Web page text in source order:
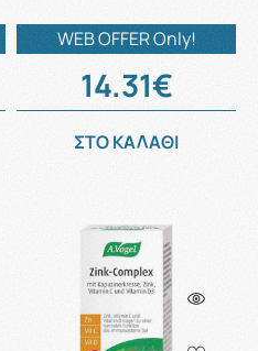
WEB OFFER Only!
14.31€
ΣΤΟ ΚΑΛΑΘΙ